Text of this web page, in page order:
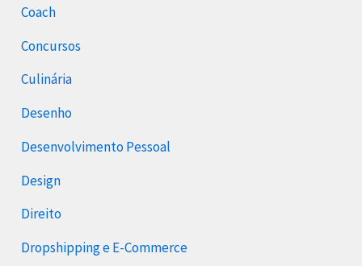
Coach
Concursos
Culinária
Desenho
Desenvolvimento Pessoal
Design
Direito
Dropshipping e E-Commerce